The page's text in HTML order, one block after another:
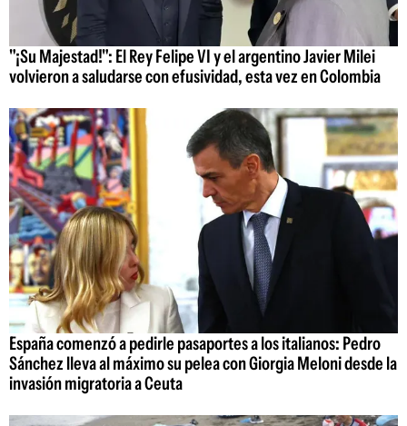
"¡Su Majestad!": El Rey Felipe VI y el argentino Javier Milei
volvieron a saludarse con efusividad, esta vez en Colombia
España comenzó a pedirle pasaportes a los italianos: Pedro
Sánchez lleva al máximo su pelea con Giorgia Meloni desde la
invasión migratoria a Ceuta